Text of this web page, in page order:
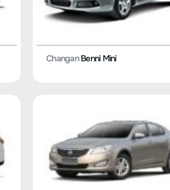
ChanganBenni Mini